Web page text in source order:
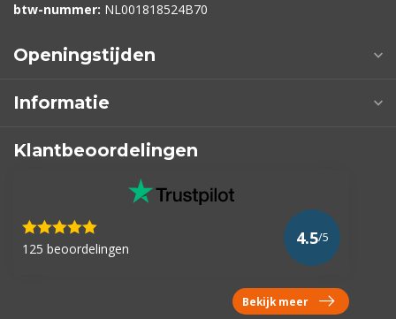
btw-nummer: NL001818524B70
Openingstijden
Informatie
Klantbeoordelingen
125 beoordelingen
4.5/5
Bekijk meer